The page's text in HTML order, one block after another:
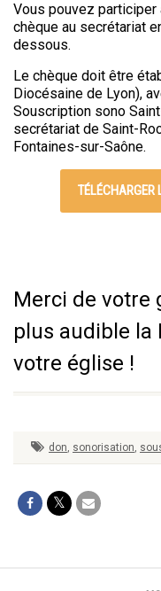
Vous pouvez
chèque au secrétariat
dessous.
Le chèque doit être
Diocésaine de Lyon),
Souscription sono
secrétariat de Saint-
Fontaines-sur-Saône.
TÉLÉCHARGER
Merci de votre
plus audible la
votre église !
don, sonorisation,